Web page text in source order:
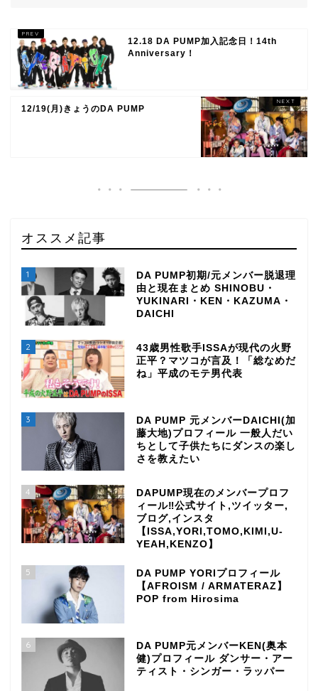
12.18 DA PUMP加入記念日！14th
Anniversary！
12/19(月)きょうのDA PUMP
オススメ記事
1
DA PUMP初期/元メンバー脱退理
由と現在まとめ SHINOBU・
YUKINARI・KEN・KAZUMA・
DAICHI
2
43歳男性歌手ISSAが現代の火野
正平？マツコが言及！「総なめだ
ね」平成のモテ男代表
3
DA PUMP 元メンバーDAICHI(加
藤大地)プロフィール 一般人だい
ちとして子供たちにダンスの楽し
さを教えたい
4
DAPUMP現在のメンバープロフ
ィール‼公式サイト,ツイッター,
ブログ,インスタ
【ISSA,YORI,TOMO,KIMI,U-
YEAH,KENZO】
5
DA PUMP YORIプロフィール
【AFROISM / ARMATERAZ】
POP from Hirosima
6
DA PUMP元メンバーKEN(奥本
健)プロフィール ダンサー・アー
ティスト・シンガー・ラッパー